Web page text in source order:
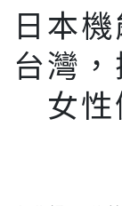
聯絡我們
日本
台灣
女